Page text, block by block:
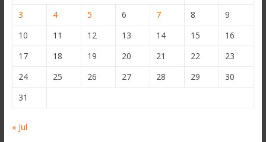
3
4 5 6 7 8
9
10
11 12 13 14 15
16
17
18 19 20 21 22
23
24
25 26 27 28 29
30
31
« Jul